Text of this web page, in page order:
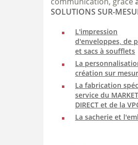
SOLUTIONS SUR-
L'impression
d'enveloppes, de
et sacs à soufflets
La
création sur
La fabrication
service du
DIRECT et de la
La sacherie et